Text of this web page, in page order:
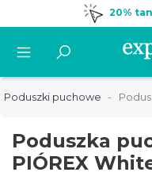
20%
Poduszki puchowe
Poduszka
PIÓREX